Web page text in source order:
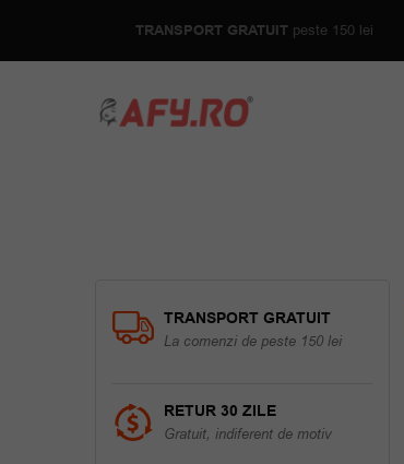
TRANSPORT GRATUIT peste 150 lei
TRANSPORT GRATUIT
La comenzi de peste 150 lei
RETUR 30 ZILE
Gratuit, indiferent de motiv